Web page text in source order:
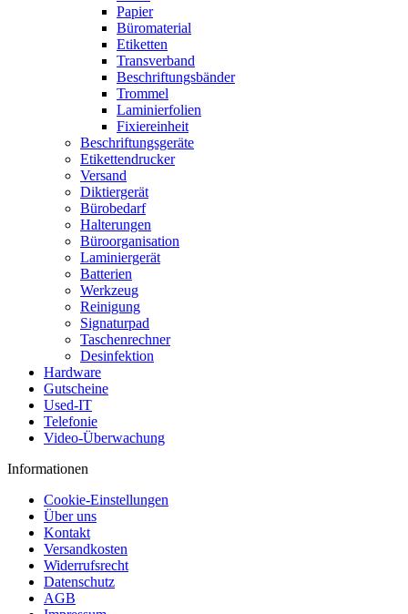
Papier
Büromaterial
Etiketten
Transverband
Beschriftungsbänder
Trommel
Laminierfolien
Fixiereinheit
Beschriftungsgeräte
Etikettendrucker
Versand
Diktiergerät
Bürobedarf
Halterungen
Büroorganisation
Laminiergerät
Batterien
Werkzeug
Reinigung
Signaturpad
Taschenrechner
Desinfektion
Hardware
Gutscheine
Used-IT
Telefonie
Video-Überwachung
Informationen
Cookie-Einstellungen
Über uns
Kontakt
Versandkosten
Widerrufsrecht
Datenschutz
AGB